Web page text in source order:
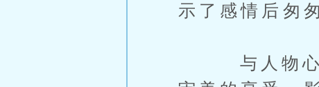
示了感情后匆
与人物心理